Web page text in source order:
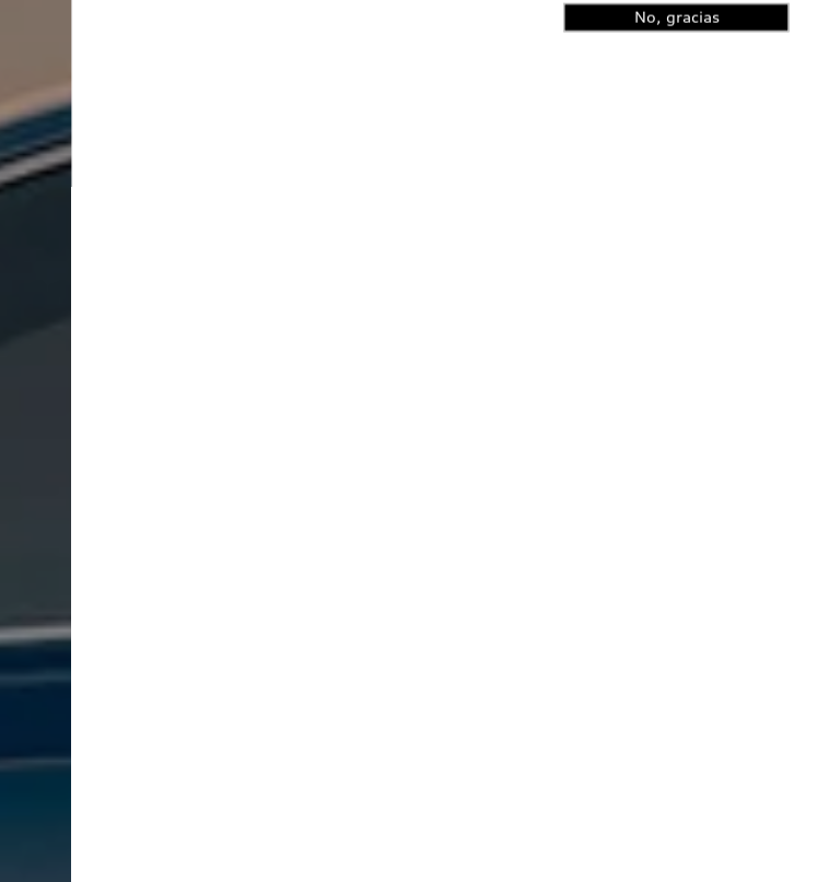
No, gracias